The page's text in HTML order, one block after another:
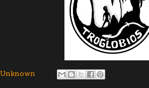
Unknown